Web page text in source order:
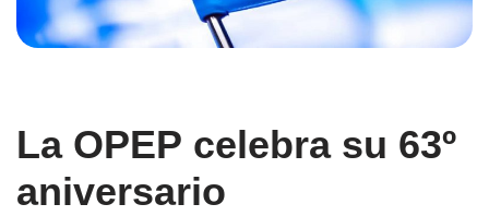
La OPEP celebra su 63º
aniversario